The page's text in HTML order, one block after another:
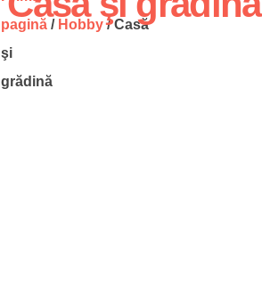
pagină / Hobby/ Casă
şi
grădină